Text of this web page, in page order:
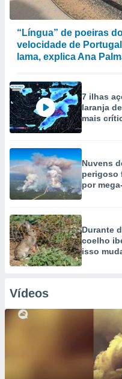
“Língua” de poeiras
velocidade de
lama, explica Ana
7 ilhas
laranja
mais
Nuvens
perigoso
por
Durante
coelho
isso
Vídeos